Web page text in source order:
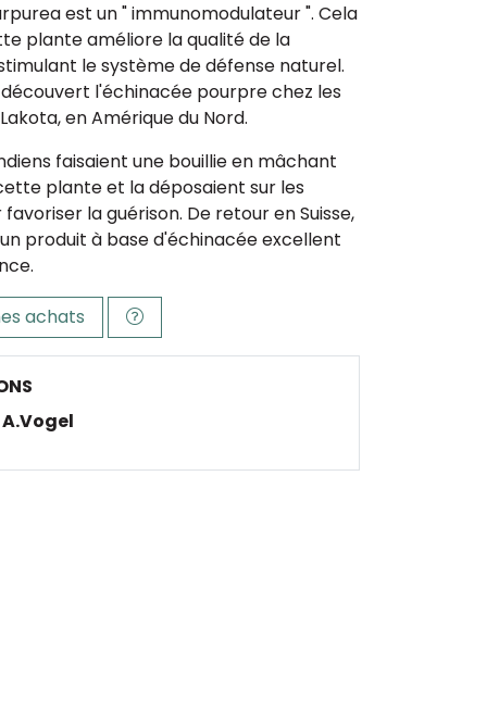
est un " immunomodulateur ". Cela
plante améliore la qualité de la
le système de défense naturel.
l'échinacée pourpre chez les
en Amérique du Nord.
faisaient une bouillie en mâchant
plante et la déposaient sur les
la guérison. De retour en Suisse,
produit à base d'échinacée excellent
achats
A.Vogel